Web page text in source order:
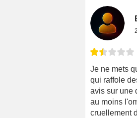
Je ne mets
qui raffole
avis sur une
au moins
cruellement